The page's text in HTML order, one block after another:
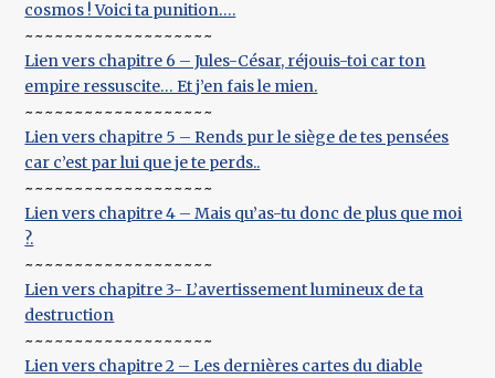
cosmos ! Voici ta punition….
~~~~~~~~~~~~~~~~~~~
Lien vers chapitre 6 – Jules-César, réjouis-toi car ton
empire ressuscite… Et j’en fais le mien.
~~~~~~~~~~~~~~~~~~~
Lien vers chapitre 5 – Rends pur le siège de tes pensées
car c’est par lui que je te perds..
~~~~~~~~~~~~~~~~~~~
Lien vers chapitre 4 – Mais qu’as-tu donc de plus que moi
?.
~~~~~~~~~~~~~~~~~~~
Lien vers chapitre 3- L’avertissement lumineux de ta
destruction
~~~~~~~~~~~~~~~~~~~
Lien vers chapitre 2 – Les dernières cartes du diable